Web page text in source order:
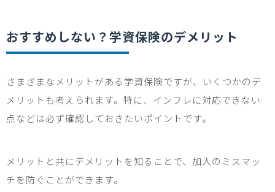
おすすめしない？学資保険のデメリット
さまざまなメリットがある学資保険ですが、いくつかのデ
メリットも考えられます。特に、インフレに対応できない
点などは必ず確認しておきたいポイントです。
メリットと共にデメリットを知ることで、加入のミスマッ
チを防ぐことができます。